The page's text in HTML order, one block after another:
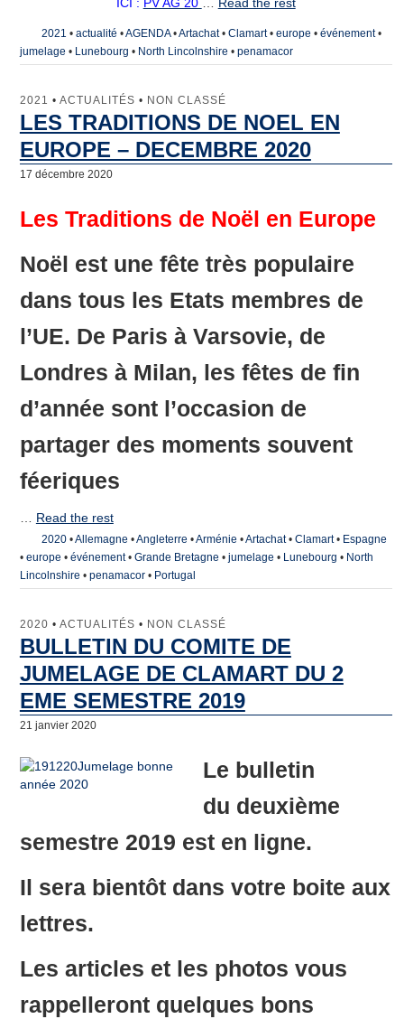
ICI : PV AG 20 … Read the rest
2021 • actualité •AGENDA•Artachat• Clamart• europe • événement•
jumelage • Lunebourg • North Lincolnshire • penamacor
2021 • ACTUALITÉS • NON CLASSÉ
LES TRADITIONS DE NOEL EN
EUROPE – DECEMBRE 2020
17 décembre 2020
Les Traditions de Noël en Europe
Noël est une fête très populaire
dans tous les Etats membres de
l’UE. De Paris à Varsovie, de
Londres à Milan, les fêtes de fin
d’année sont l’occasion de
partager des moments souvent
féeriques
… Read the rest
2020•Allemagne •Angleterre •Arménie •Artachat• Clamart• Espagne
• europe • événement• Grande Bretagne • jumelage • Lunebourg • North
Lincolnshire • penamacor• Portugal
2020 • ACTUALITÉS • NON CLASSÉ
BULLETIN DU COMITE DE
JUMELAGE DE CLAMART DU 2
EME SEMESTRE 2019
21 janvier 2020
Le bulletin
du deuxième
semestre 2019 est en ligne.
Il sera bientôt dans votre boite aux
lettres.
Les articles et les photos vous
rappelleront quelques bons